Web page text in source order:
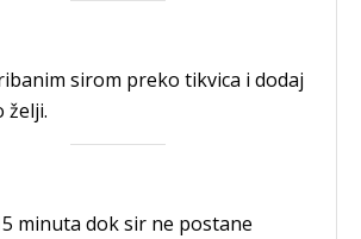
sirom preko tikvica i dodaj
želji.
minuta dok sir ne postane